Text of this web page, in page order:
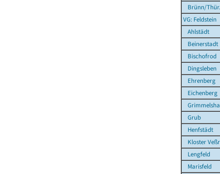
Brünn/Thür.
VG: Feldstein
Ahlstädt
Beinerstadt
Bischofrod
Dingsleben
Ehrenberg
Eichenberg
Grub
Henfstädt
Kloster
Lengfeld
Marisfeld